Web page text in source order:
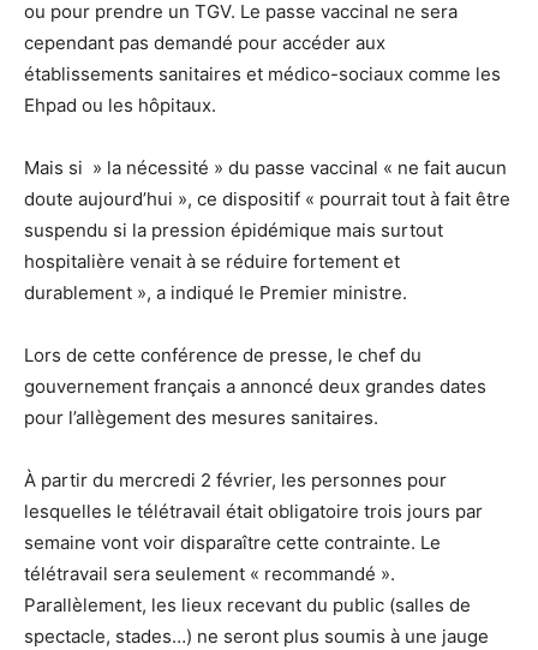
ou pour prendre un TGV. Le passe vaccinal ne sera
cependant pas demandé pour accéder aux
établissements sanitaires et médico-sociaux comme les
Ehpad ou les hôpitaux.
Mais si » la nécessité » du passe vaccinal « ne fait aucun
doute aujourd’hui », ce dispositif « pourrait tout à fait être
suspendu si la pression épidémique mais surtout
hospitalière venait à se réduire fortement et
durablement », a indiqué le Premier ministre.
Lors de cette conférence de presse, le chef du
gouvernement français a annoncé deux grandes dates
pour l’allègement des mesures sanitaires.
À partir du mercredi 2 février, les personnes pour
lesquelles le télétravail était obligatoire trois jours par
semaine vont voir disparaître cette contrainte. Le
télétravail sera seulement « recommandé ».
Parallèlement, les lieux recevant du public (salles de
spectacle, stades…) ne seront plus soumis à une jauge